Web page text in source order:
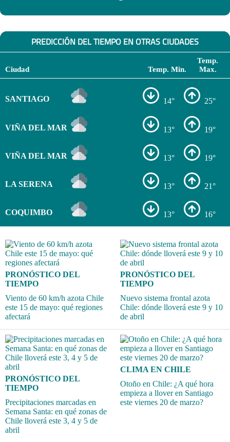
PREDICCIÓN DEL TIEMPO EN OTRAS CIUDADES
Ciudad Temp. Min.
Temp.
Max.
SANTIAGO 14° 25°
VIÑA DEL MAR 13° 19°
VIÑA DEL MAR 13° 19°
LA SERENA 13° 21°
COQUIMBO 13° 16°
PRONÓSTICO DEL
TIEMPO
Viento de 60 km/h azota Chile
este 15 de mayo: qué regiones
afectará
PRONÓSTICO DEL
TIEMPO
Nuevo sistema frontal azota
Chile: dónde lloverá este 9 y 10
de abril
PRONÓSTICO DEL
TIEMPO
Precipitaciones marcadas en
Semana Santa: en qué zonas de
Chile lloverá este 3, 4 y 5 de
abril
CLIMA EN CHILE
Otoño en Chile: ¿A qué hora
empieza a llover en Santiago
este viernes 20 de marzo?